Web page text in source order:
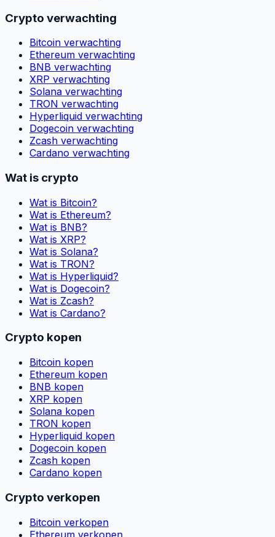
Crypto verwachting
Bitcoin verwachting
Ethereum verwachting
BNB verwachting
XRP verwachting
Solana verwachting
TRON verwachting
Hyperliquid verwachting
Dogecoin verwachting
Zcash verwachting
Cardano verwachting
Wat is crypto
Wat is Bitcoin?
Wat is Ethereum?
Wat is BNB?
Wat is XRP?
Wat is Solana?
Wat is TRON?
Wat is Hyperliquid?
Wat is Dogecoin?
Wat is Zcash?
Wat is Cardano?
Crypto kopen
Bitcoin kopen
Ethereum kopen
BNB kopen
XRP kopen
Solana kopen
TRON kopen
Hyperliquid kopen
Dogecoin kopen
Zcash kopen
Cardano kopen
Crypto verkopen
Bitcoin verkopen
Ethereum verkopen